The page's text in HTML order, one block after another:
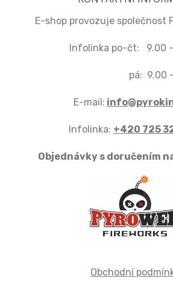
E-shop provozuje společnost
Infolinka po-čt: 9.00 -
pá: 9.00 -
E-mail:
Infolinka: +420 725
Objednávky s doručením
Obchodní